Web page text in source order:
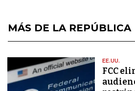
MÁS DE LA REPÚBLICA
EE.UU.
FCC